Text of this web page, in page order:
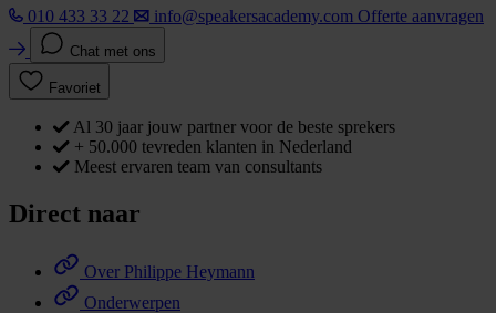
010 433 33 22
info@speakersacademy.com Offerte aanvragen
Chat met ons
Favoriet
Al 30 jaar jouw partner voor de beste sprekers
+ 50.000 tevreden klanten in Nederland
Meest ervaren team van consultants
Direct naar
Over Philippe Heymann
Onderwerpen